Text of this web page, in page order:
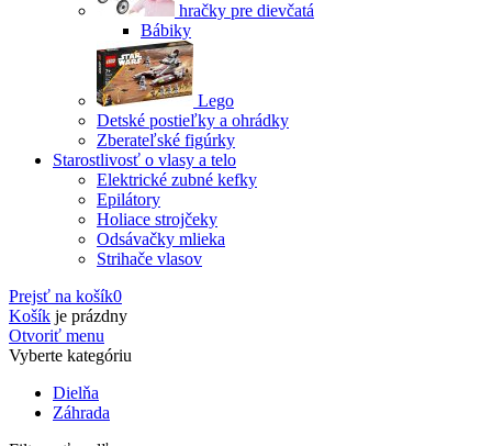
hračky pre dievčatá
Bábiky
Lego
Detské postieľky a ohrádky
Zberateľské figúrky
Starostlivosť o vlasy a telo
Elektrické zubné kefky
Epilátory
Holiace strojčeky
Odsávačky mlieka
Strihače vlasov
Prejsť na košík0
Košík je prázdny
Otvoriť menu
Vyberte kategóriu
Dielňa
Záhrada